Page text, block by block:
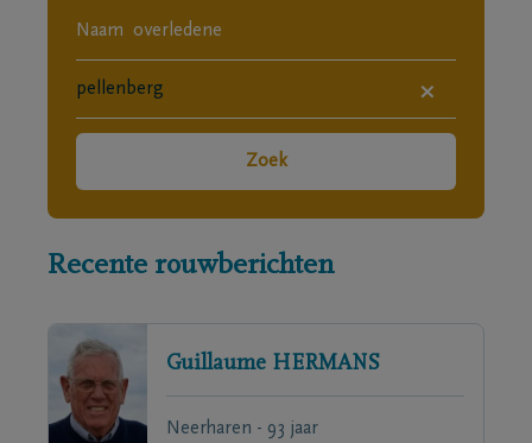
×
Zoek
Recente rouwberichten
Guillaume HERMANS
Neerharen - 93 jaar